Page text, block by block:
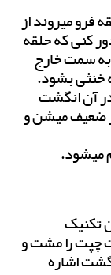
فرو میروند از
کنی که حلقه
سمت خارج
خنثی بشود.
آن انگشت
ضعیف میشن و
میشود.
تکنیک
چپت را مشت و
اشاره